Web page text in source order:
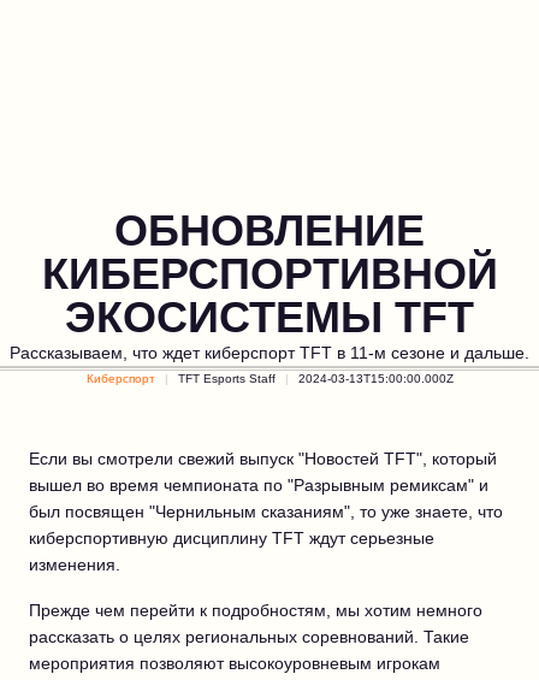
ОБНОВЛЕНИЕ
КИБЕРСПОРТИВНОЙ
ЭКОСИСТЕМЫ TFT
Рассказываем, что ждет киберспорт TFT в 11-м сезоне и дальше.
Киберспорт TFT Esports Staff 2024-03-13T15:00:00.000Z
Если вы смотрели свежий выпуск "Новостей TFT", который
вышел во время чемпионата по "Разрывным ремиксам" и
был посвящен "Чернильным сказаниям", то уже знаете, что
киберспортивную дисциплину TFT ждут серьезные
изменения.
Прежде чем перейти к подробностям, мы хотим немного
рассказать о целях региональных соревнований. Такие
мероприятия позволяют высокоуровневым игрокам